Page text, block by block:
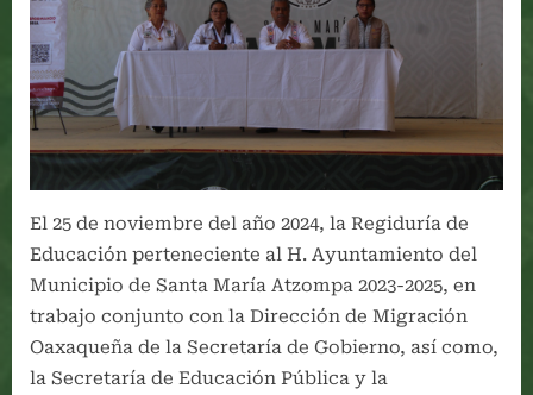
El 25 de noviembre del año 2024, la Regiduría de
Educación perteneciente al H. Ayuntamiento del
Municipio de Santa María Atzompa 2023-2025, en
trabajo conjunto con la Dirección de Migración
Oaxaqueña de la Secretaría de Gobierno, así como,
la Secretaría de Educación Pública y la